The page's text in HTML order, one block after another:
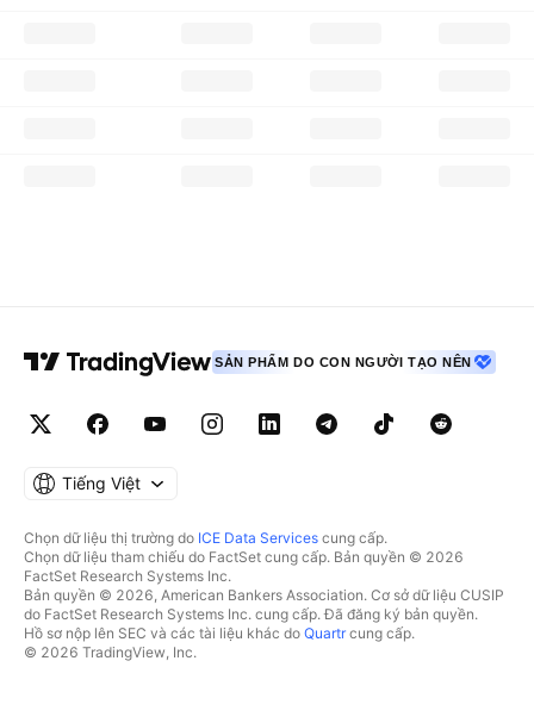
SẢN PHẨM DO CON NGƯỜI TẠO NÊN
Tiếng Việt
Chọn dữ liệu thị trường do ICE Data Services cung cấp.
Chọn dữ liệu tham chiếu do FactSet cung cấp. Bản quyền © 2026
FactSet Research Systems Inc.
Bản quyền © 2026, American Bankers Association. Cơ sở dữ liệu CUSIP
do FactSet Research Systems Inc. cung cấp. Đã đăng ký bản quyền.
Hồ sơ nộp lên SEC và các tài liệu khác do Quartrcung cấp.
© 2026 TradingView, Inc.